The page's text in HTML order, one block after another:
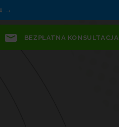
BEZPŁATNA KONSULTACJA